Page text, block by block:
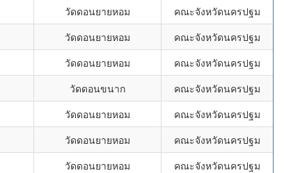
วัดดอนยายหอม
คณะจังหวัดนครปฐม
วัดดอนยายหอม
คณะจังหวัดนครปฐม
วัดดอนยายหอม
คณะจังหวัดนครปฐม
วัดดอนขนาก
คณะจังหวัดนครปฐม
วัดดอนยายหอม
คณะจังหวัดนครปฐม
วัดดอนยายหอม
คณะจังหวัดนครปฐม
วัดดอนยายหอม
คณะจังหวัดนครปฐม